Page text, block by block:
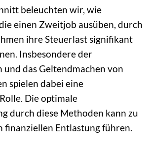
beleuchten wir, wie
einen Zweitjob ausüben, durch
ihre Steuerlast signifikant
Insbesondere der
und das Geltendmachen von
spielen dabei eine
Die optimale
durch diese Methoden kann zu
finanziellen Entlastung führen.